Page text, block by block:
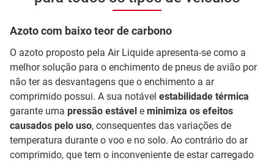
Azoto com baixo teor de carbono
O azoto proposto pela Air Liquide apresenta-se como a
melhor solução para o enchimento de pneus de avião por
não ter as desvantagens que o enchimento a ar
comprimido possui. A sua notável estabilidade térmica
garante uma pressão estável e minimiza os efeitos
causados pelo uso, consequentes das variações de
temperatura durante o voo e no solo. Ao contrário do ar
comprimido, que tem o inconveniente de estar carregado